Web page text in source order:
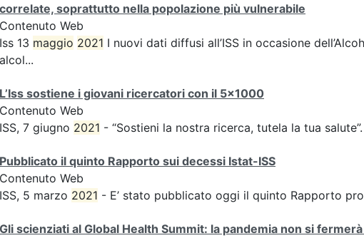
correlate, soprattutto nella popolazione più vulnerabile
Contenuto Web
Iss 13 maggio 2021 I nuovi dati diffusi all’ISS in occasione
alcol...
L’Iss sostiene i giovani ricercatori con il 5x1000
Contenuto Web
ISS, 7 giugno 2021 - “Sostieni la nostra ricerca, tutela la tua salute”.
Pubblicato il quinto Rapporto sui decessi Istat-ISS
Contenuto Web
ISS, 5 marzo 2021 - E’ stato pubblicato oggi il quinto Rapporto
Gli scienziati al Global Health Summit: la pandemia non si